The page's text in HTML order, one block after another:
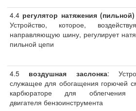
4.4 регулятор натяжения
Устройство, которое,
направляющую шину, регулирует
пильной цепи
4.5 воздушная заслонка:
служащее для обогащения горючей
карбюраторе для облегчения
двигателя бензоинструмента